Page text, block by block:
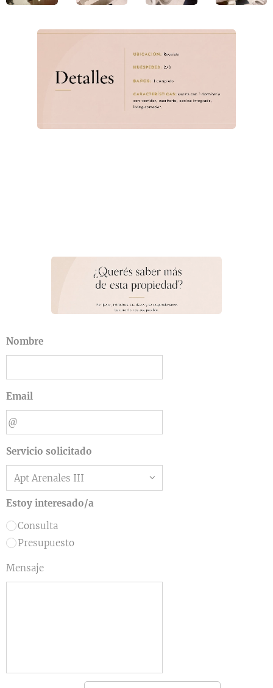
Nombre
Email
Servicio solicitado
Estoy interesado/a
Consulta
Presupuesto
Mensaje